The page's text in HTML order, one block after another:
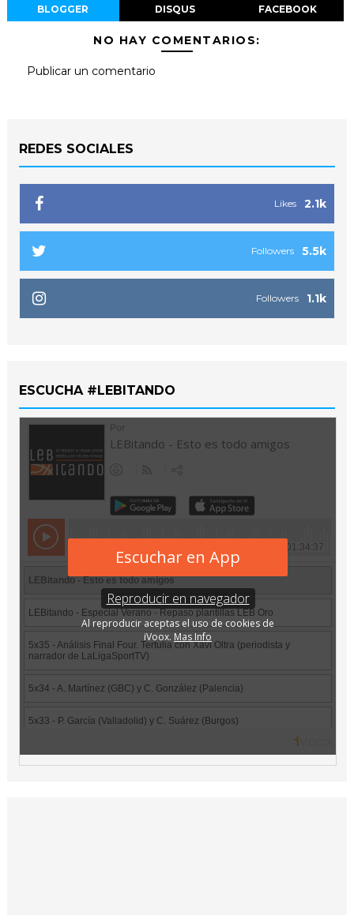
BLOGGER DISQUS FACEBOOK
NO HAY COMENTARIOS:
Publicar un comentario
REDES SOCIALES
2.1k
Likes
5.5k
Followers
1.1k
Followers
ESCUCHA #LEBITANDO